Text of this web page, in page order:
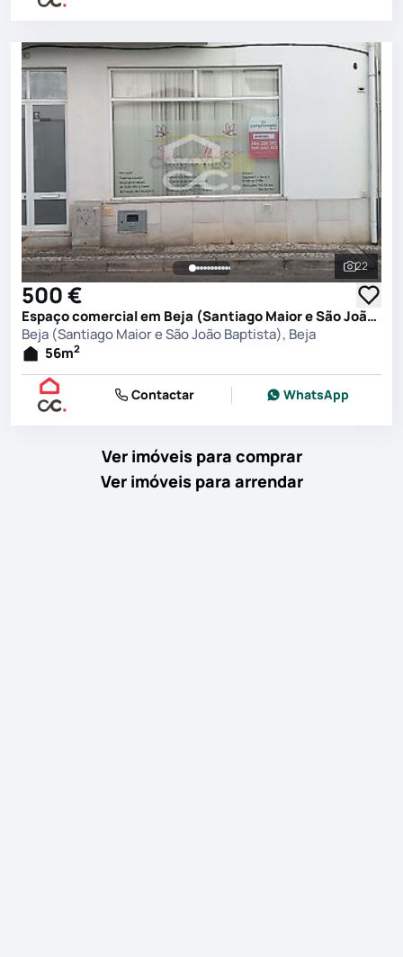
Ver
22
500 €
Espaço comercial em Beja (Santiago Maior e São João Baptista), Beja
Beja (Santiago Maior e São João Baptista), Beja
56m2
Contactar WhatsApp
Ver imóveis para comprar
Ver imóveis para arrendar